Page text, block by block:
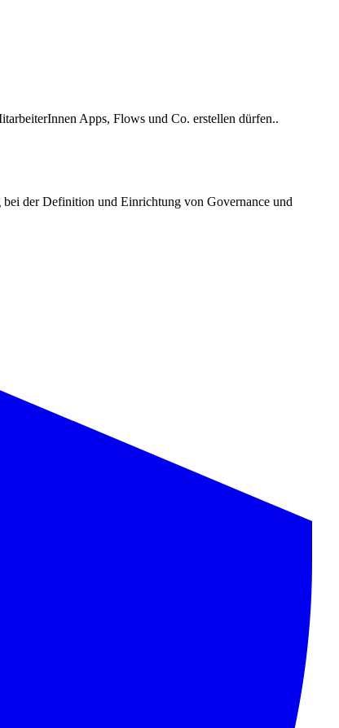
Apps, Flows und Co. erstellen dürfen..
der Definition und Einrichtung von Governance und